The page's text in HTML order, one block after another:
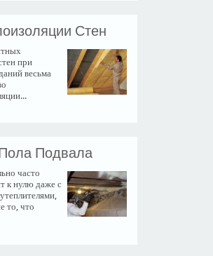
Стен
при
весьма
Подвала
часто
к нулю даже с
то, что